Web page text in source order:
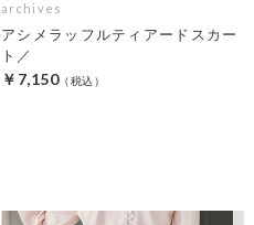
archives
アシメラッフルティアードスカー
ト／
￥7,150